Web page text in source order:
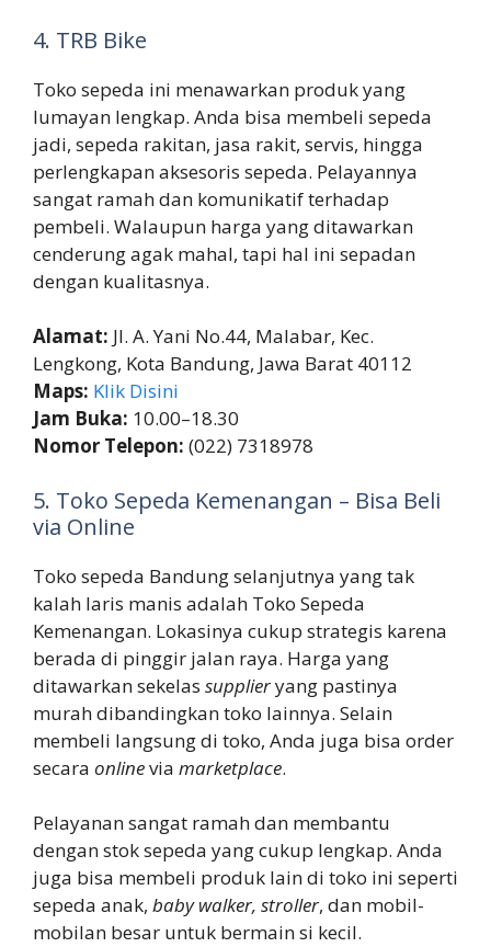
4. TRB Bike
Toko sepeda ini menawarkan produk yang
lumayan lengkap. Anda bisa membeli sepeda
jadi, sepeda rakitan, jasa rakit, servis, hingga
perlengkapan aksesoris sepeda. Pelayannya
sangat ramah dan komunikatif terhadap
pembeli. Walaupun harga yang ditawarkan
cenderung agak mahal, tapi hal ini sepadan
dengan kualitasnya.
Alamat: Jl. A. Yani No.44, Malabar, Kec.
Lengkong, Kota Bandung, Jawa Barat 40112
Maps: Klik Disini
Jam Buka: 10.00–18.30
Nomor Telepon: (022) 7318978
5. Toko Sepeda Kemenangan – Bisa Beli
via Online
Toko sepeda Bandung selanjutnya yang tak
kalah laris manis adalah Toko Sepeda
Kemenangan. Lokasinya cukup strategis karena
berada di pinggir jalan raya. Harga yang
ditawarkan sekelas supplieryang pastinya
murah dibandingkan toko lainnya. Selain
membeli langsung di toko, Anda juga bisa order
secara onlinevia marketplace.
Pelayanan sangat ramah dan membantu
dengan stok sepeda yang cukup lengkap. Anda
juga bisa membeli produk lain di toko ini seperti
sepeda anak, baby walker, stroller, dan mobil-
mobilan besar untuk bermain si kecil.